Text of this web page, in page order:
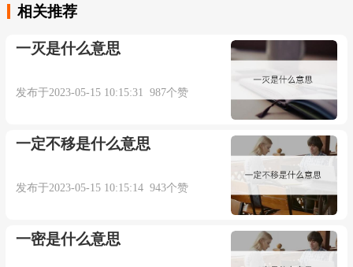
伪军），也就变成了‘琉球蛋’啦。”
本内容部分来源于网络，谨供免费学习使用，如有侵权，可
以通过邮箱juexin@juexinw.com联系我们删除！
相关推荐
一灭是什么意思
发布于2023-05-15 10:15:31 987个赞
一定不移是什么意思
发布于2023-05-15 10:15:14 943个赞
一密是什么意思